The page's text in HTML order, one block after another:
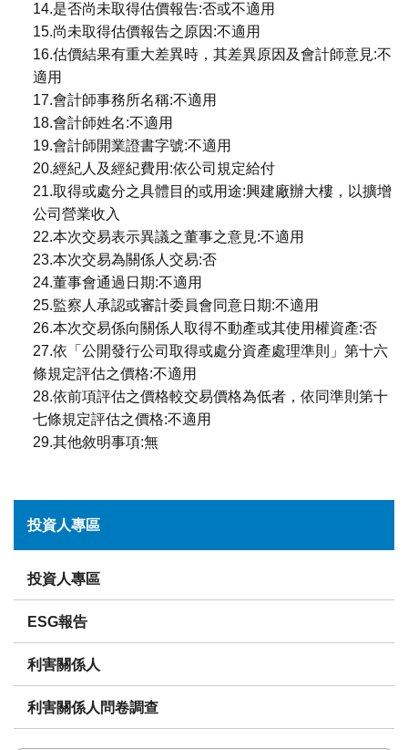
投資人專區
投資人專區
ESG報告
利害關係人
利害關係人問卷調查
14.是否尚未取得估價報告:否或不適用
15.尚未取得估價報告之原因:不適用
16.估價結果有重大差異時，其差異原因及會計師意見:不
適用
17.會計師事務所名稱:不適用
18.會計師姓名:不適用
19.會計師開業證書字號:不適用
20.經紀人及經紀費用:依公司規定給付
21.取得或處分之具體目的或用途:興建廠辦大樓，以擴增
公司營業收入
22.本次交易表示異議之董事之意見:不適用
23.本次交易為關係人交易:否
24.董事會通過日期:不適用
25.監察人承認或審計委員會同意日期:不適用
26.本次交易係向關係人取得不動產或其使用權資產:否
27.依「公開發行公司取得或處分資產處理準則」第十六
條規定評估之價格:不適用
28.依前項評估之價格較交易價格為低者，依同準則第十
七條規定評估之價格:不適用
29.其他敘明事項:無